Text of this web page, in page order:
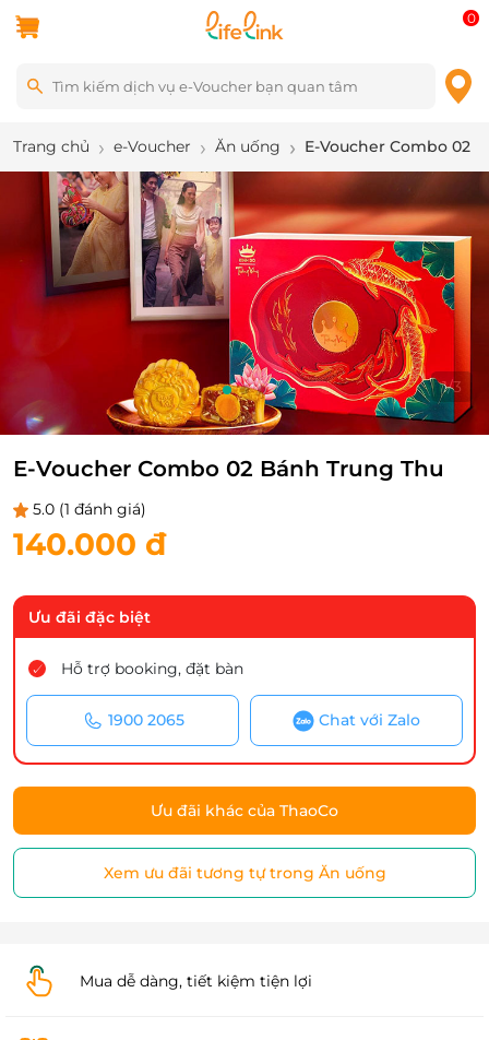
0
Trang chủ e-Voucher Ăn uống E-Voucher Combo 02
1/3
E-Voucher Combo 02 Bánh Trung Thu
5.0 (1 đánh giá)
140.000 đ
Ưu đãi đặc biệt
Hỗ trợ booking, đặt bàn
1900 2065 Chat với Zalo
Ưu đãi khác của ThaoCo
Xem ưu đãi tương tự trong Ăn uống
Mua dễ dàng, tiết kiệm tiện lợi